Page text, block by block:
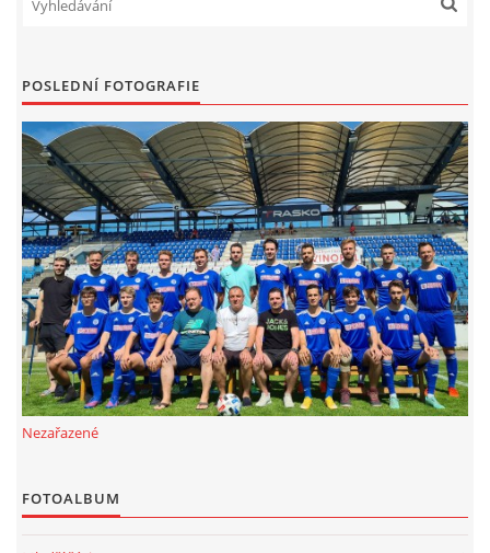
ARCHÍV
DOTACE
FKD, z.s.
Drnovice 704
68304 Drnovice
ičo 27005305
č.ú. 3227086359 / 0800
© 2026 eStránky.cz |RSS
POSLEDNÍ FOTOGRAFIE
Nezařazené
FOTOALBUM